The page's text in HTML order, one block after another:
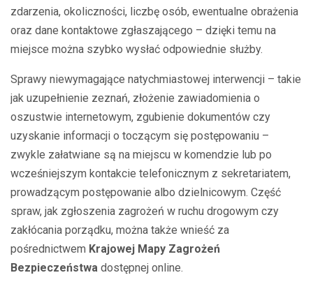
zdarzenia, okoliczności, liczbę osób, ewentualne obrażenia
oraz dane kontaktowe zgłaszającego – dzięki temu na
miejsce można szybko wysłać odpowiednie służby.
Sprawy niewymagające natychmiastowej interwencji – takie
jak uzupełnienie zeznań, złożenie zawiadomienia o
oszustwie internetowym, zgubienie dokumentów czy
uzyskanie informacji o toczącym się postępowaniu –
zwykle załatwiane są na miejscu w komendzie lub po
wcześniejszym kontakcie telefonicznym z sekretariatem,
prowadzącym postępowanie albo dzielnicowym. Część
spraw, jak zgłoszenia zagrożeń w ruchu drogowym czy
zakłócania porządku, można także wnieść za
pośrednictwem Krajowej Mapy Zagrożeń
Bezpieczeństwa dostępnej online.